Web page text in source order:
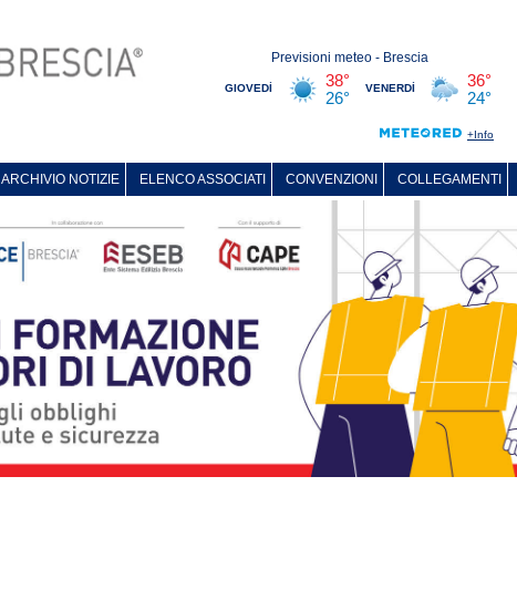
ARCHIVIO NOTIZIE ELENCO ASSOCIATI CONVENZIONI COLLEGAMENTI